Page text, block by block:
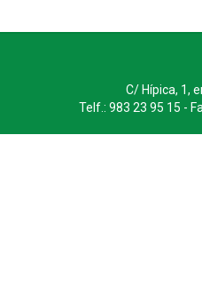
C/ Hípica, 1,
Telf.: 983 23 95 15 -